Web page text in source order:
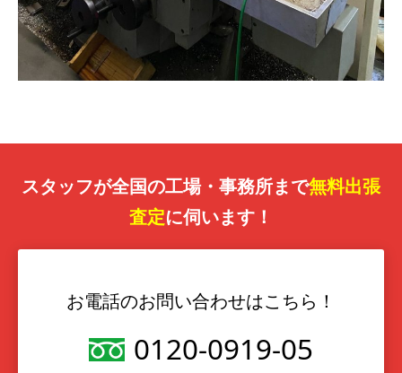
スタッフが全国の工場・事務所まで無料出張
査定に伺います！
お電話のお問い合わせはこちら！
0120-0919-05